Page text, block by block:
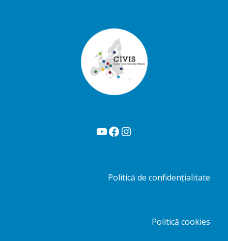
YouTube Facebook Instagram
Politică de confidențialitate
Politică cookies